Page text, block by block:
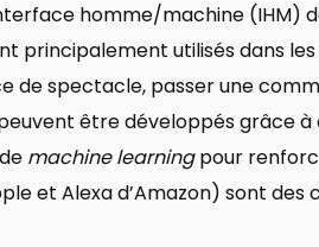
homme/machine (IHM)
principalement utilisés dans
de spectacle, passer une
être développés grâce à
machine learningpour
et Alexa d’Amazon) sont des